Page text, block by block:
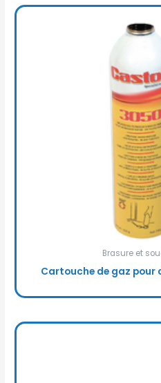
Brasure et
Cartouche de gaz pour